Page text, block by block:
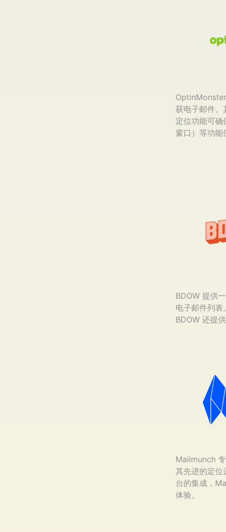
获电子邮件。
定位功能可确
窗口）等功能
BDOW 提供
电子邮件列表
BDOW 还提
Mailmunch
其先进的定位
台的集成，
体验。